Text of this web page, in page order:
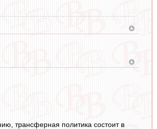
трансферная политика состоит в